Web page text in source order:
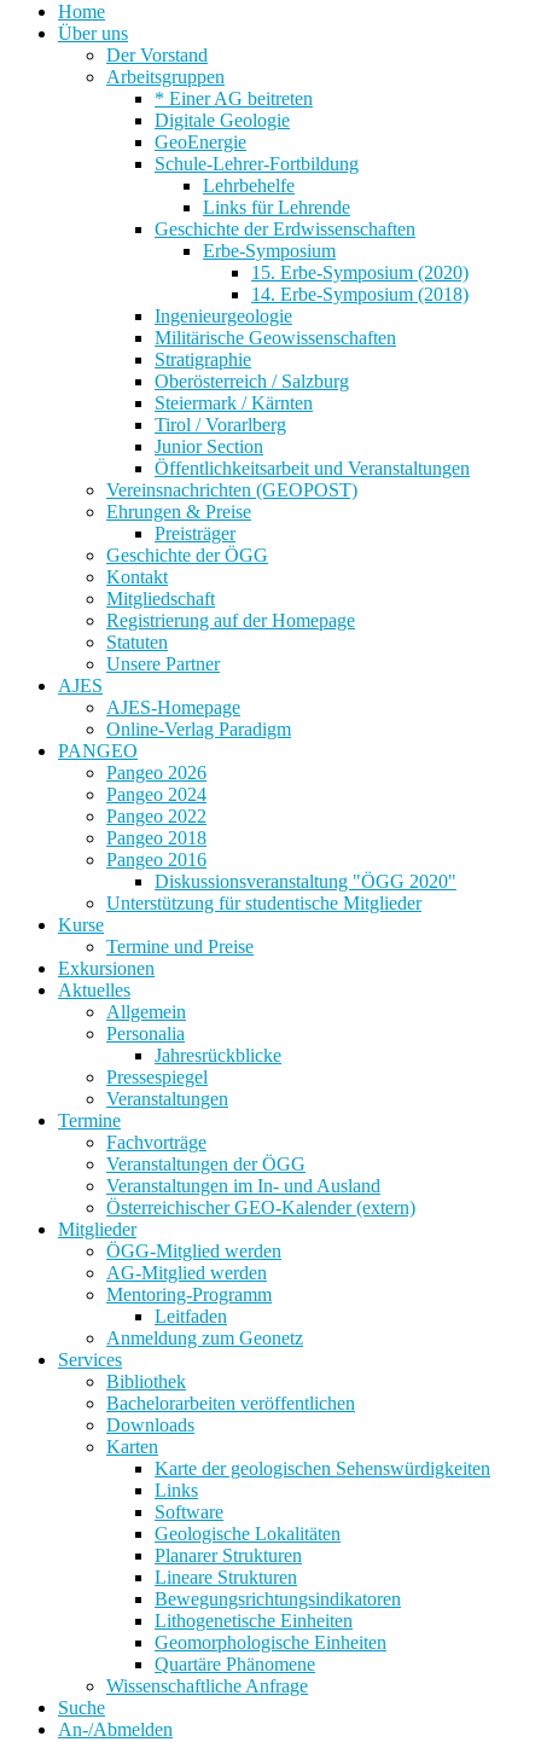
Home
Über uns
Der Vorstand
Arbeitsgruppen
* Einer AG beitreten
Digitale Geologie
GeoEnergie
Schule-Lehrer-Fortbildung
Lehrbehelfe
Links für Lehrende
Geschichte der Erdwissenschaften
Erbe-Symposium
15. Erbe-Symposium (2020)
14. Erbe-Symposium (2018)
Ingenieurgeologie
Militärische Geowissenschaften
Stratigraphie
Oberösterreich / Salzburg
Steiermark / Kärnten
Tirol / Vorarlberg
Junior Section
Öffentlichkeitsarbeit und Veranstaltungen
Vereinsnachrichten (GEOPOST)
Ehrungen & Preise
Preisträger
Geschichte der ÖGG
Kontakt
Mitgliedschaft
Registrierung auf der Homepage
Statuten
Unsere Partner
AJES
AJES-Homepage
Online-Verlag Paradigm
PANGEO
Pangeo 2026
Pangeo 2024
Pangeo 2022
Pangeo 2018
Pangeo 2016
Diskussionsveranstaltung "ÖGG 2020"
Unterstützung für studentische Mitglieder
Kurse
Termine und Preise
Exkursionen
Aktuelles
Allgemein
Personalia
Jahresrückblicke
Pressespiegel
Veranstaltungen
Termine
Fachvorträge
Veranstaltungen der ÖGG
Veranstaltungen im In- und Ausland
Österreichischer GEO-Kalender (extern)
Mitglieder
ÖGG-Mitglied werden
AG-Mitglied werden
Mentoring-Programm
Leitfaden
Anmeldung zum Geonetz
Services
Bibliothek
Bachelorarbeiten veröffentlichen
Downloads
Karten
Karte der geologischen Sehenswürdigkeiten
Links
Software
Geologische Lokalitäten
Planarer Strukturen
Lineare Strukturen
Bewegungsrichtungsindikatoren
Lithogenetische Einheiten
Geomorphologische Einheiten
Quartäre Phänomene
Wissenschaftliche Anfrage
Suche
An-/Abmelden